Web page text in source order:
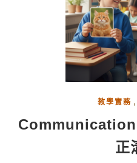
教學實務 ,
Communication
正